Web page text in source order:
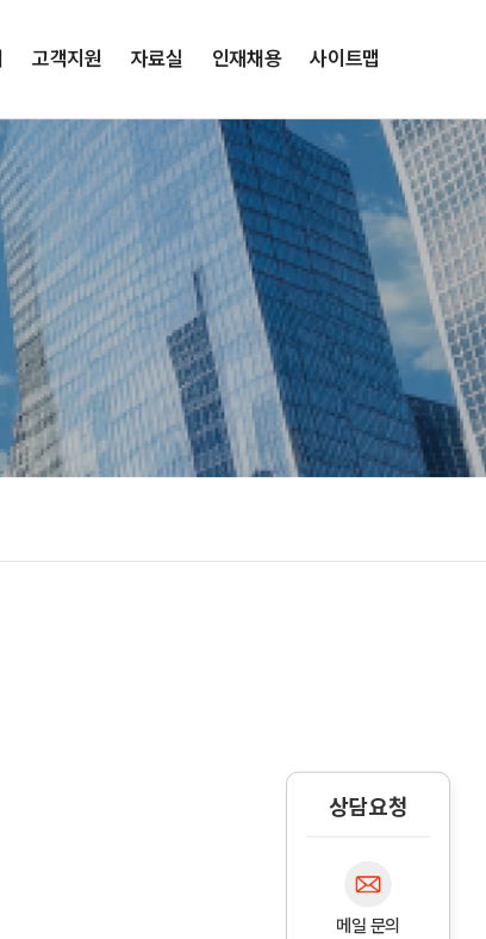
고객지원 자료실 인재채용 사이트맵
상담요청
메일 문의